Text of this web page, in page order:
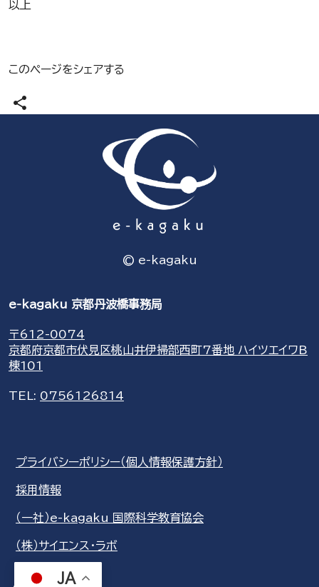
以上
このページをシェアする
share
© e-kagaku
e-kagaku 京都丹波橋事務局
〒612-0074
京都府京都市伏見区桃山井伊掃部西町7番地 ハイツエイワB
棟101
TEL: 0756126814
プライバシーポリシー（個人情報保護方針）
採用情報
（一社）e-kagaku 国際科学教育協会
（株）サイエンス・ラボ
JA